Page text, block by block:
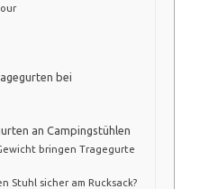
bei
an Campingstühlen
bringen Tragegurte
Stuhl sicher am Rucksack?